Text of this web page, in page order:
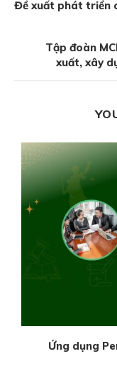
Đề xuất phát triển
Tập đoàn
xuất, xây
Ứng dụng